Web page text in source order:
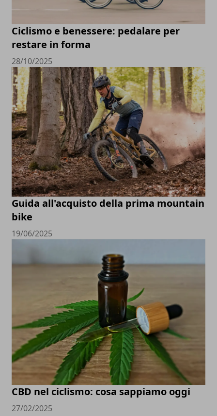
Ciclismo e benessere: pedalare per
restare in forma
28/10/2025
Guida all'acquisto della prima mountain
bike
19/06/2025
CBD nel ciclismo: cosa sappiamo oggi
27/02/2025